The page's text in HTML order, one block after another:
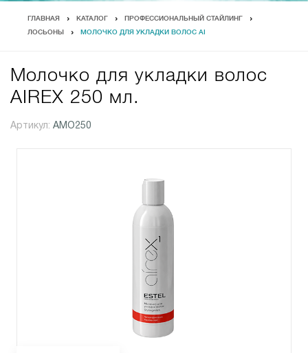
ГЛАВНАЯ КАТАЛОГ ПРОФЕССИОНАЛЬНЫЙ СТАЙЛИНГ
ЛОСЬОНЫ МОЛОЧКО ДЛЯ УКЛАДКИ ВОЛОС AI
Молочко для укладки волос
AIREX 250 мл.
Артикул: AMO250